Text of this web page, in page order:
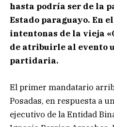
hasta podría ser de la
Estado paraguayo. En
intentonas de la vieja
de atribuirle al evento
partidaria.
El primer mandatario
Posadas, en respuesta a
ejecutivo de la Entidad